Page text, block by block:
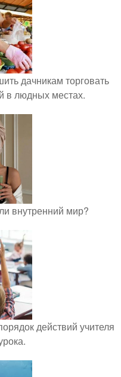
дачникам торговать
в людных местах.
внутренний мир?
действий учителя